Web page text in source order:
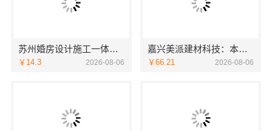
苏州婚房设计施工一体化，苏州兔哥哥智装专业
￥14.3 2026-08-06
嘉兴美派建材科技：本地家装施工全包透明报价保障
￥66.21 2026-08-06